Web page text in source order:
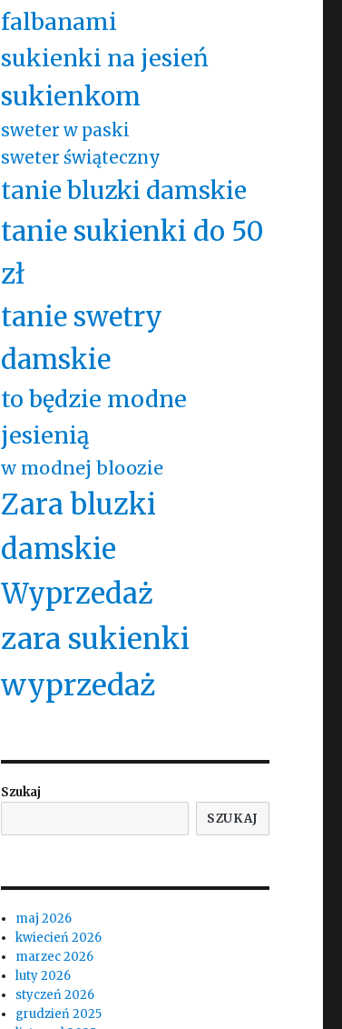
falbanami
sukienki na jesień
sukienkom
sweter w paski
sweter świąteczny
tanie bluzki damskie
tanie sukienki do 50
zł
tanie swetry
damskie
to będzie modne
jesienią
w modnej bloozie
Zara bluzki
damskie
Wyprzedaż
zara sukienki
wyprzedaż
Szukaj
SZUKAJ
maj 2026
kwiecień 2026
marzec 2026
luty 2026
styczeń 2026
grudzień 2025